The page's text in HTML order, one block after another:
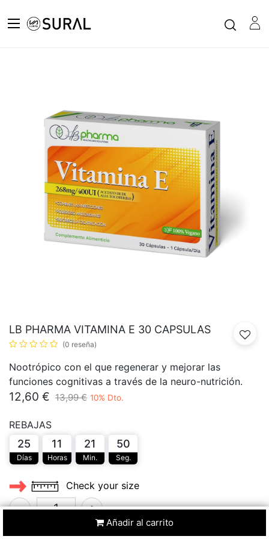
Todos los productos
LB PHARMA VITAMINA E 30 CAPSULAS
(0 reseña)
Nootrópico con el que regenerar y mejorar las
funciones cognitivas a través de la neuro-nutrición.
12,60 € 13,99€ 10% Dto.
REBAJAS
25
Días
11
Horas
21
Min.
50
Seg.
Check your size
Añadir al carrito